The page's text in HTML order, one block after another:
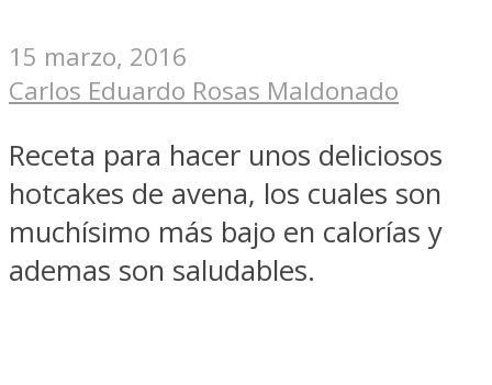
15 marzo, 2016
Carlos Eduardo Rosas Maldonado
Receta para hacer unos deliciosos
hotcakes de avena, los cuales son
muchísimo más bajo en calorías y
ademas son saludables.